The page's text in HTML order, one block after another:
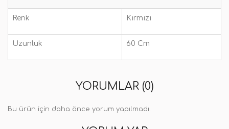
Renk Kırmızı
Uzunluk 60 Cm
YORUMLAR (0)
Bu ürün için daha önce yorum yapılmadı.